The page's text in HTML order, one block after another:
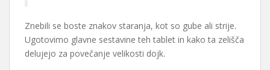
Znebili se boste znakov staranja, kot so gube ali strije.
Ugotovimo glavne sestavine teh tablet in kako ta zelišča
delujejo za povečanje velikosti dojk.